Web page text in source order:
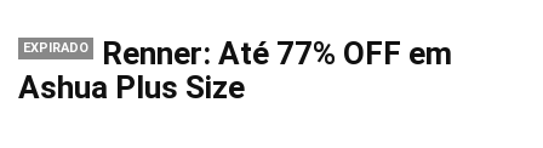
EXPIRADO
Renner: Até 77% OFF em
Ashua Plus Size